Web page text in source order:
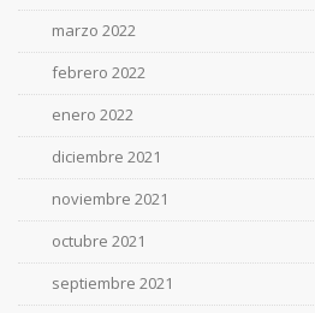
marzo 2022
febrero 2022
enero 2022
diciembre 2021
noviembre 2021
octubre 2021
septiembre 2021